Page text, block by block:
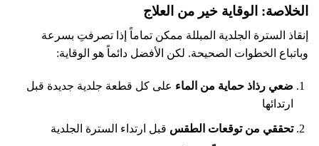
الخلاصة: الوقاية خير من العلاج
إنقاذ السترة الجلدية المبللة ممكن تماماً إذا تصرفتِ بسرعة
وباتباع الخطوات الصحيحة. لكن الأفضل دائماً هو الوقاية:
ضعي رذاذ حماية من الماء على كل قطعة جلدية جديدة قبل
ارتدائها
تحققي من توقعات الطقس قبل ارتداء السترة الجلدية